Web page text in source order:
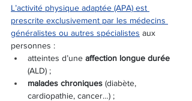
L’activité physique adaptée (APA) est
prescrite exclusivement par les médecins
généralistes ou autres spécialistes aux
personnes :
atteintes d’une affection longue durée
(ALD) ;
malades chroniques (diabète,
cardiopathie, cancer…) ;